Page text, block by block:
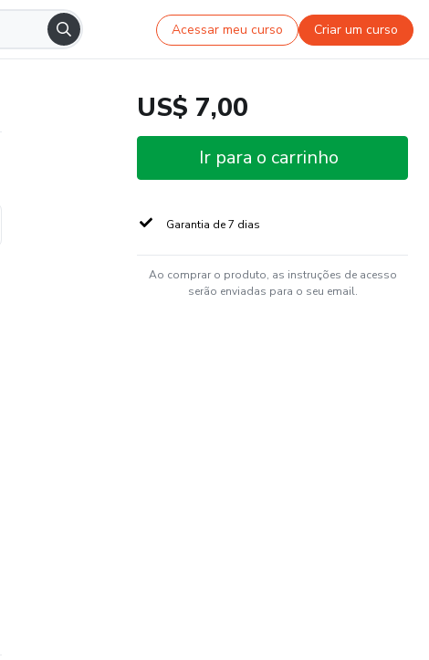
Acessar meu curso Criar um curso
US$ 7,00
Ir para o carrinho
Garantia de 7 dias
Ao comprar o produto, as instruções de acesso
serão enviadas para o seu email.